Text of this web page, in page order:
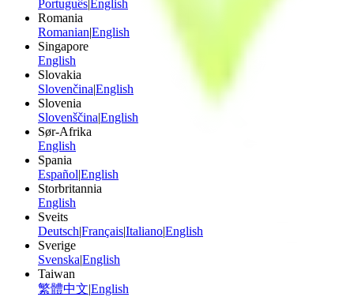
PortuguêsEnglish
Romania
RomanianEnglish
Singapore
English
Slovakia
SlovenčinaEnglish
Slovenia
SlovenščinaEnglish
Sør-Afrika
English
Spania
EspañolEnglish
Storbritannia
English
Sveits
DeutschFrançaisItalianoEnglish
Sverige
SvenskaEnglish
Taiwan
繁體中文 English